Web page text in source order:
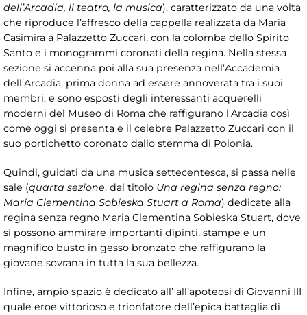
dell’Arcadia, il teatro, la musica), caratterizzato da una volta
che riproduce l’affresco della cappella realizzata da Maria
Casimira a Palazzetto Zuccari, con la colomba dello Spirito
Santo e i monogrammi coronati della regina. Nella stessa
sezione si accenna poi alla sua presenza nell’Accademia
dell’Arcadia, prima donna ad essere annoverata tra i suoi
membri, e sono esposti degli interessanti acquerelli
moderni del Museo di Roma che raffigurano l’Arcadia così
come oggi si presenta e il celebre Palazzetto Zuccari con il
suo portichetto coronato dallo stemma di Polonia.
Quindi, guidati da una musica settecentesca, si passa nelle
sale (quarta sezione, dal titolo Una regina senza regno:
Maria Clementina Sobieska Stuart a Roma) dedicate alla
regina senza regno Maria Clementina Sobieska Stuart, dove
si possono ammirare importanti dipinti, stampe e un
magnifico busto in gesso bronzato che raffigurano la
giovane sovrana in tutta la sua bellezza.
Infine, ampio spazio è dedicato all’ all’apoteosi di Giovanni III
quale eroe vittorioso e trionfatore dell’epica battaglia di